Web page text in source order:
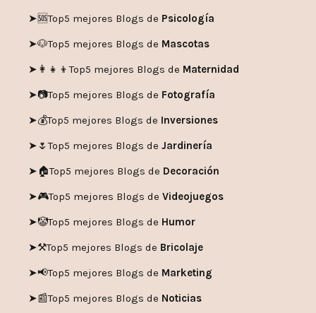
➤🆘Top5 mejores Blogs de Psicología
➤🐶Top5 mejores Blogs de Mascotas
➤👩‍👧‍👦Top5 mejores Blogs de Maternidad
➤📷Top5 mejores Blogs de Fotografía
➤💰Top5 mejores Blogs de Inversiones
➤🌷Top5 mejores Blogs de Jardinería
➤🏠Top5 mejores Blogs de Decoración
➤🎮Top5 mejores Blogs de Videojuegos
➤🤡Top5 mejores Blogs de Humor
➤⚒️Top5 mejores Blogs de Bricolaje
➤📢Top5 mejores Blogs de Marketing
➤📰Top5 mejores Blogs de Noticias